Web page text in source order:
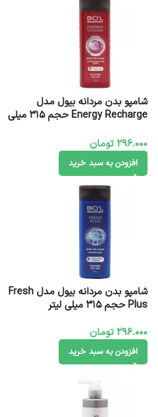
شامپو بدن مردانه بیول مدل
Energy Recharge حجم 315 میلی
296.000تومان
افزودن به سبد خرید
شامپو بدن مردانه بیول مدل Fresh
Plus حجم 315 میلی لیتر
296.000تومان
افزودن به سبد خرید